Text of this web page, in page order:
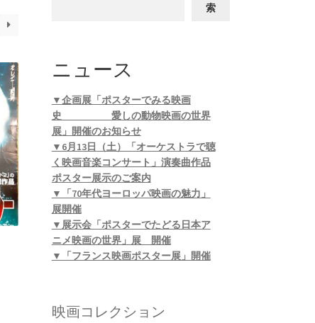
索
ニュース
▼企画展「ポスターでみる映画
史 愛しの動物映画の世界
展」開催のお知らせ
▼6月13日（土）「オーケストラで聴
く映画音楽コンサート」演奏曲作品
ポスター展示のご案内
▼「70年代ヨーロッパ映画の魅力」
展開催
▼展示会「ポスターでたどる日本ア
ニメ映画の世界」展 開催
▼「フランス映画ポスター展」開催
映画コレクション